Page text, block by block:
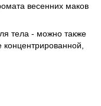
весенних маков
тела - можно также